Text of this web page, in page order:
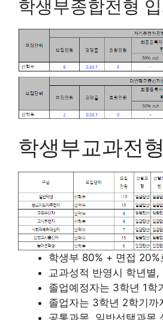
학생부종합전형
학생부교과전
학생부 80% + 면접 20%
교과성적 반영시 학년별
졸업예정자는 3학년 1학
졸업자는 3학년 2학기까